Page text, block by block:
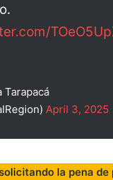
April 3, 2025
la pena